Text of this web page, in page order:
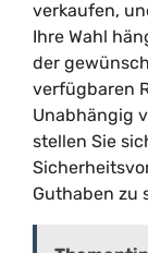
verkaufen,
Ihre Wahl
der
verfügbaren
Unabhängig
stellen Sie
Guthaben zu